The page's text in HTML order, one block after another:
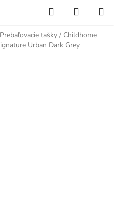
Hľadať
KOŠÍK
Prebaľovacie tašky / Childhome
Urban Dark Grey